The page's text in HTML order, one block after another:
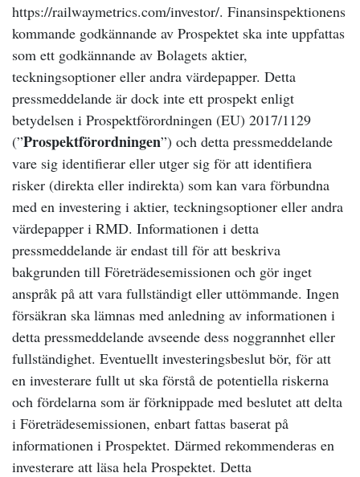
https://railwaymetrics.com/investor/. Finansinspektionens
kommande godkännande av Prospektet ska inte uppfattas
som ett godkännande av Bolagets aktier,
teckningsoptioner eller andra värdepapper. Detta
pressmeddelande är dock inte ett prospekt enligt
betydelsen i Prospektförordningen (EU) 2017/1129
(”Prospektförordningen”) och detta pressmeddelande
vare sig identifierar eller utger sig för att identifiera
risker (direkta eller indirekta) som kan vara förbundna
med en investering i aktier, teckningsoptioner eller andra
värdepapper i RMD. Informationen i detta
pressmeddelande är endast till för att beskriva
bakgrunden till Företrädesemissionen och gör inget
anspråk på att vara fullständigt eller uttömmande. Ingen
försäkran ska lämnas med anledning av informationen i
detta pressmeddelande avseende dess noggrannhet eller
fullständighet. Eventuellt investeringsbeslut bör, för att
en investerare fullt ut ska förstå de potentiella riskerna
och fördelarna som är förknippade med beslutet att delta
i Företrädesemissionen, enbart fattas baserat på
informationen i Prospektet. Därmed rekommenderas en
investerare att läsa hela Prospektet. Detta